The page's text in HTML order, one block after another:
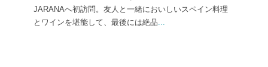
JARANAへ初訪問。友人と一緒においしいスペイン料理
とワインを堪能して、最後には絶品...